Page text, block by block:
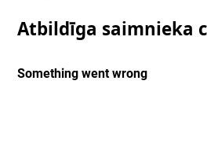
Atbildīga saimnieka